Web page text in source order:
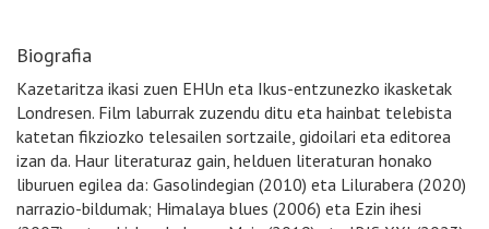
Biografia
Kazetaritza ikasi zuen EHUn eta Ikus-entzunezko ikasketak
Londresen. Film laburrak zuzendu ditu eta hainbat telebista
katetan fikziozko telesailen sortzaile, gidoilari eta editorea
izan da. Haur literaturaz gain, helduen literaturan honako
liburuen egilea da: Gasolindegian (2010) eta Lilurabera (2020)
narrazio-bildumak; Himalaya blues (2006) eta Ezin ihesi